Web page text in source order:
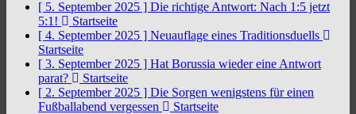
[ 5. September 2025 ] Die richtige Antwort: Nach 1:5 jetzt
5:1!
Startseite
[ 4. September 2025 ] Neuauflage eines Traditionsduells
Startseite
[ 3. September 2025 ] Hat Borussia wieder eine Antwort
parat?
Startseite
[ 2. September 2025 ] Die Sorgen wenigstens für einen
Fußballabend vergessen
Startseite